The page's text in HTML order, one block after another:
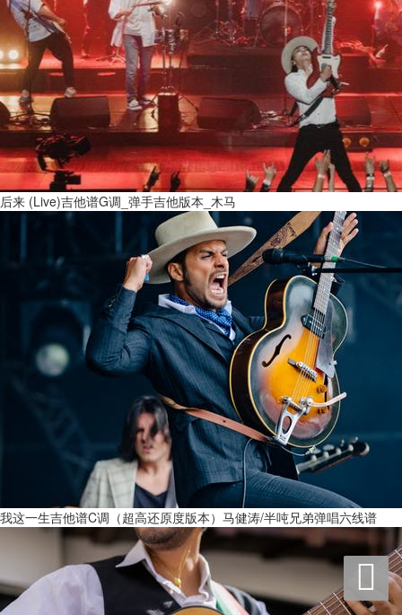
后来 (Live)吉他谱G调_弹手吉他版本_木马
我这一生吉他谱C调（超高还原度版本）马健涛/半吨兄弟弹唱六线谱
